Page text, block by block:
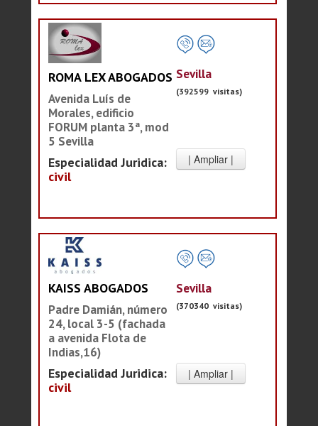
ROMA LEX ABOGADOS
Avenida Luís de
Morales, edificio
FORUM planta 3ª, mod
5 Sevilla
Especialidad Juridica:
civil
Sevilla
(392599 visitas)
KAISS ABOGADOS
Padre Damián, número
24, local 3-5 (fachada
a avenida Flota de
Indias,16)
Especialidad Juridica:
civil
Sevilla
(370340 visitas)